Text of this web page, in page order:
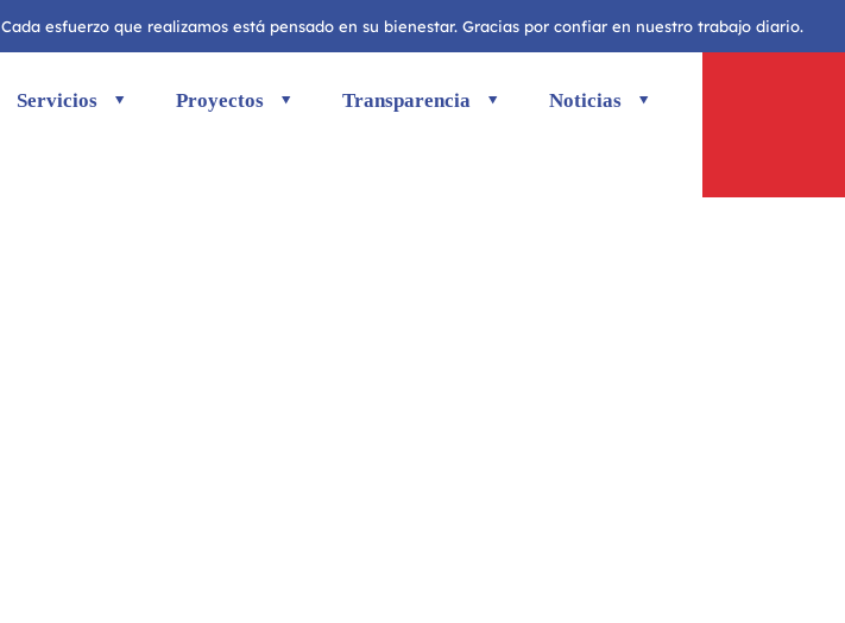
Cada esfuerzo que realizamos está pensado en su bienestar. Gracias por confiar en nuestro trabajo diario.
Servicios Proyectos Transparencia Noticias